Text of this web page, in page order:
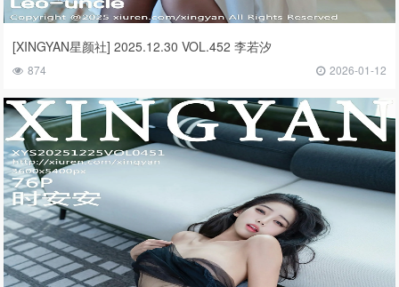
[XINGYAN星颜社] 2025.12.30 VOL.452 李若汐
874 2026-01-12